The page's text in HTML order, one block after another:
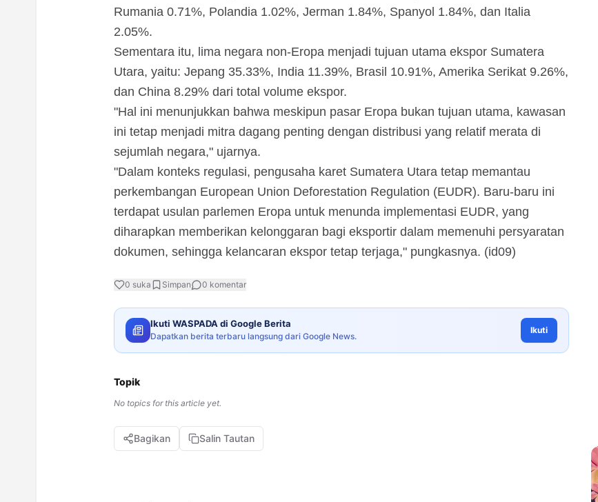
Rumania 0.71%, Polandia 1.02%, Jerman 1.84%, Spanyol 1.84%, dan Italia
2.05%.
Sementara itu, lima negara non-Eropa menjadi tujuan utama ekspor Sumatera
Utara, yaitu: Jepang 35.33%, India 11.39%, Brasil 10.91%, Amerika Serikat 9.26%,
dan China 8.29% dari total volume ekspor.
"Hal ini menunjukkan bahwa meskipun pasar Eropa bukan tujuan utama, kawasan
ini tetap menjadi mitra dagang penting dengan distribusi yang relatif merata di
sejumlah negara," ujarnya.
"Dalam konteks regulasi, pengusaha karet Sumatera Utara tetap memantau
perkembangan European Union Deforestation Regulation (EUDR). Baru-baru ini
terdapat usulan parlemen Eropa untuk menunda implementasi EUDR, yang
diharapkan memberikan kelonggaran bagi eksportir dalam memenuhi persyaratan
dokumen, sehingga kelancaran ekspor tetap terjaga," pungkasnya. (id09)
0 suka Simpan 0 komentar
Ikuti WASPADA di Google Berita
Dapatkan berita terbaru langsung dari Google News.
Ikuti
Topik
No topics for this article yet.
Bagikan Salin Tautan